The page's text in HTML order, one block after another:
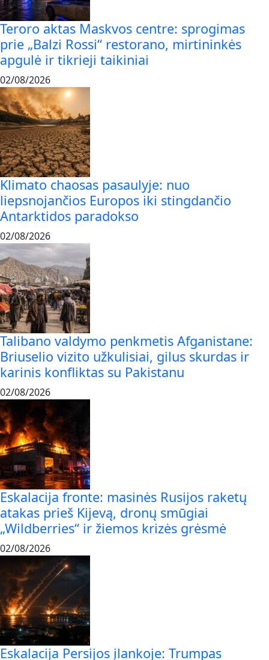
Teroro aktas Maskvos centre: sprogimas
prie „Balzi Rossi“ restorano, mirtininkės
apgulė ir tikrieji taikiniai
02/08/2026
Klimato chaosas pasaulyje: nuo
liepsnojančios Europos iki stingdančio
Antarktidos paradokso
02/08/2026
Talibano valdymo penkmetis Afganistane:
Briuselio vizito užkulisiai, gilus skurdas ir
karinis konfliktas su Pakistanu
02/08/2026
Eskalacija fronte: masinės Rusijos raketų
atakas prieš Kijevą, dronų smūgiai
„Wildberries“ ir žiemos krizės grėsmė
02/08/2026
Eskalacija Persijos įlankoje: Trumpas